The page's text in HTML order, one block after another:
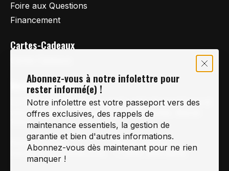
Foire aux Questions
Financement
Cartes-Cadeaux
Vertige Vélo Ski
La référence en vélo de route, vélo de montagne et
vélo hybride sur la Rive-Sud de Montréal, depuis
1997.
Notre courriel
Info@vertigeveloski.com
Nous Joindre
1 (450) 464-8808
Abonnez-vous à notre infolettre pour
rester informé(e) !
Notre infolettre est votre passeport vers des
offres exclusives, des rappels de
maintenance essentiels, la gestion de
garantie et bien d'autres informations.
Abonnez-vous dès maintenant pour ne rien
manquer !